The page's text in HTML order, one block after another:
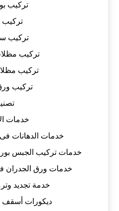
تركيب
تركيب
تركيب
تركيب
تركيب
تركيب
خدمات
خدمات الدهانات فى دبى
خدمات تركيب الجبس بورد فى
خدمات ورق الجدران فى دبى :
خدمة تجديد
ديكورات أسقف